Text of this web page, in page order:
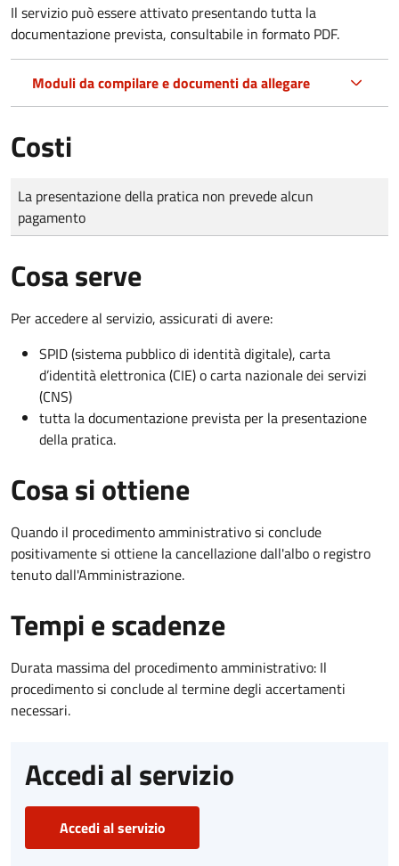
Il servizio può essere attivato presentando tutta la
documentazione prevista, consultabile in formato PDF.
Moduli da compilare e documenti da allegare
Costi
Tipo di pagamento
Importo
La presentazione della pratica non prevede alcun
pagamento
Cosa serve
Per accedere al servizio, assicurati di avere:
SPID (sistema pubblico di identità digitale), carta
d’identità elettronica (CIE) o carta nazionale dei servizi
(CNS)
tutta la documentazione prevista per la presentazione
della pratica.
Cosa si ottiene
Quando il procedimento amministrativo si conclude
positivamente si ottiene la cancellazione dall'albo o registro
tenuto dall'Amministrazione.
Tempi e scadenze
Durata massima del procedimento amministrativo: Il
procedimento si conclude al termine degli accertamenti
necessari.
Accedi al servizio
Accedi al servizio